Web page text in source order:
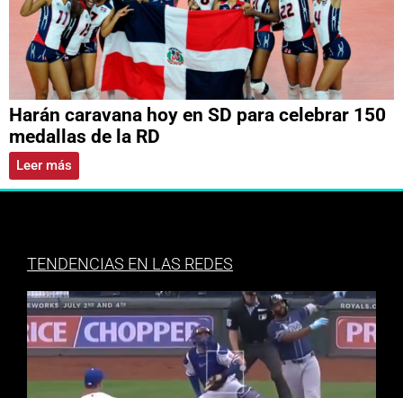
Harán caravana hoy en SD para celebrar 150
medallas de la RD
Leer más
TENDENCIAS EN LAS REDES